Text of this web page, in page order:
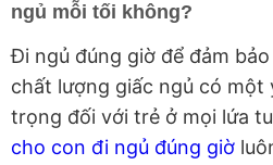
ngủ mỗi tối không?
Đi ngủ đúng giờ để đảm
chất lượng giấc ngủ có một
trọng đối với trẻ ở mọi lứa
cho con đi ngủ đúng giờ